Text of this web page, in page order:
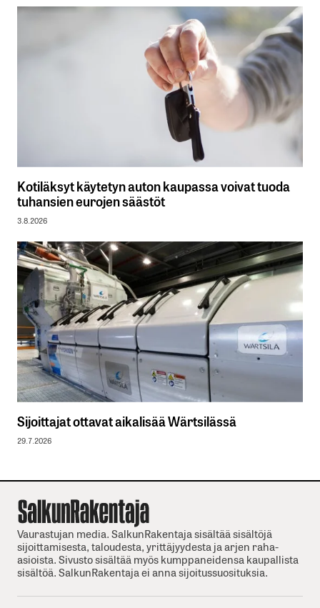
Kotiläksyt käytetyn auton kaupassa voivat tuoda
tuhansien eurojen säästöt
3.8.2026
Sijoittajat ottavat aikalisää Wärtsilässä
29.7.2026
Vaurastujan media. SalkunRakentaja sisältää sisältöjä
sijoittamisesta, taloudesta, yrittäjyydesta ja arjen raha-
asioista. Sivusto sisältää myös kumppaneidensa kaupallista
sisältöä. SalkunRakentaja ei anna sijoitussuosituksia.